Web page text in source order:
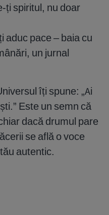
ți spiritul, nu doar
aduc pace – baia cu
un jurnal
îți spune: „Ai
Este un semn că
dacă drumul pare
se află o voce
autentic.